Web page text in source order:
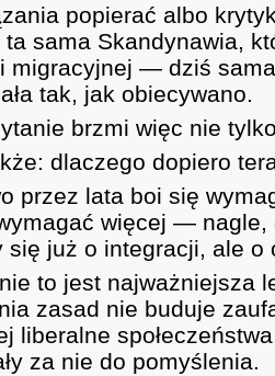
popierać albo
sama Skandynawia,
migracyjnej — dziś
tak, jak obiecywano.
brzmi więc nie
dlaczego dopiero
przez lata boi się
więcej — nagle,
się już o integracji, ale o
to jest najważniejsza
zasad nie buduje
liberalne
za nie do pomyślenia.